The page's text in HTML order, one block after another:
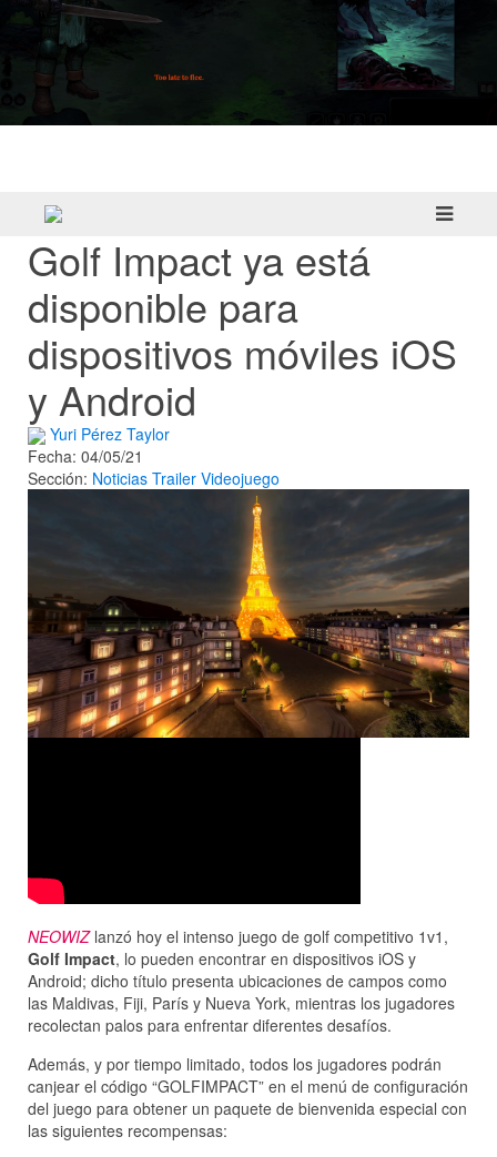
Golf Impact ya está
disponible para
dispositivos móviles iOS
y Android
Yuri Pérez Taylor
Fecha: 04/05/21
Sección: Noticias Trailer Videojuego
NEOWIZlanzó hoy el intenso juego de golf competitivo 1v1,
Golf Impact, lo pueden encontrar en dispositivos iOS y
Android; dicho título presenta ubicaciones de campos como
las Maldivas, Fiji, París y Nueva York, mientras los jugadores
recolectan palos para enfrentar diferentes desafíos.
Además, y por tiempo limitado, todos los jugadores podrán
canjear el código “GOLFIMPACT” en el menú de configuración
del juego para obtener un paquete de bienvenida especial con
las siguientes recompensas: